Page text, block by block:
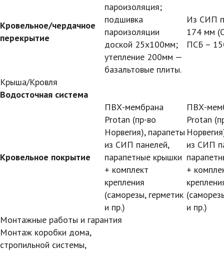
Кровельное/чердачное
перекрытие
пароизоляция;
подшивка
пароизоляции
доской 25х100мм;
утепление 200мм —
базальтовые плиты.
Из СИП
174 мм
ПСБ –
Крыша/Кровля
Водосточная система
Кровельное покрытие
ПВХ-мембрана
Protan (пр-во
Норвегия), парапеты
из СИП панелей,
парапетные крышки
+ комплект
крепления
(саморезы, герметик
и пр.)
ПВХ-
Protan
из СИП
+
и пр.)
Монтажные работы и гарантия
Монтаж коробки дома,
стропильной системы,